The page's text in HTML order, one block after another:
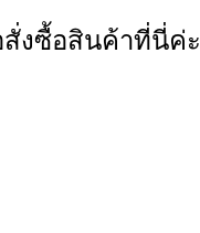
งซื้อสินค้าที่นี่ค่ะ